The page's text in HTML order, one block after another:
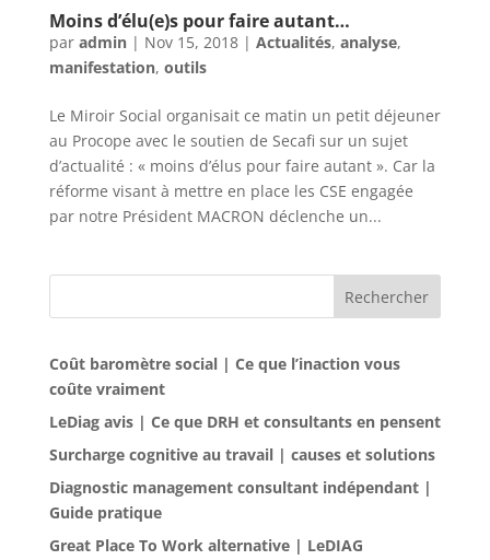
Moins d’élu(e)s pour faire autant…
par admin| Nov 15, 2018| Actualités, analyse,
manifestation, outils
Le Miroir Social organisait ce matin un petit déjeuner
au Procope avec le soutien de Secafi sur un sujet
d’actualité : « moins d’élus pour faire autant ». Car la
réforme visant à mettre en place les CSE engagée
par notre Président MACRON déclenche un...
Rechercher
Coût baromètre social | Ce que l’inaction vous
coûte vraiment
LeDiag avis | Ce que DRH et consultants en pensent
Surcharge cognitive au travail | causes et solutions
Diagnostic management consultant indépendant |
Guide pratique
Great Place To Work alternative | LeDIAG